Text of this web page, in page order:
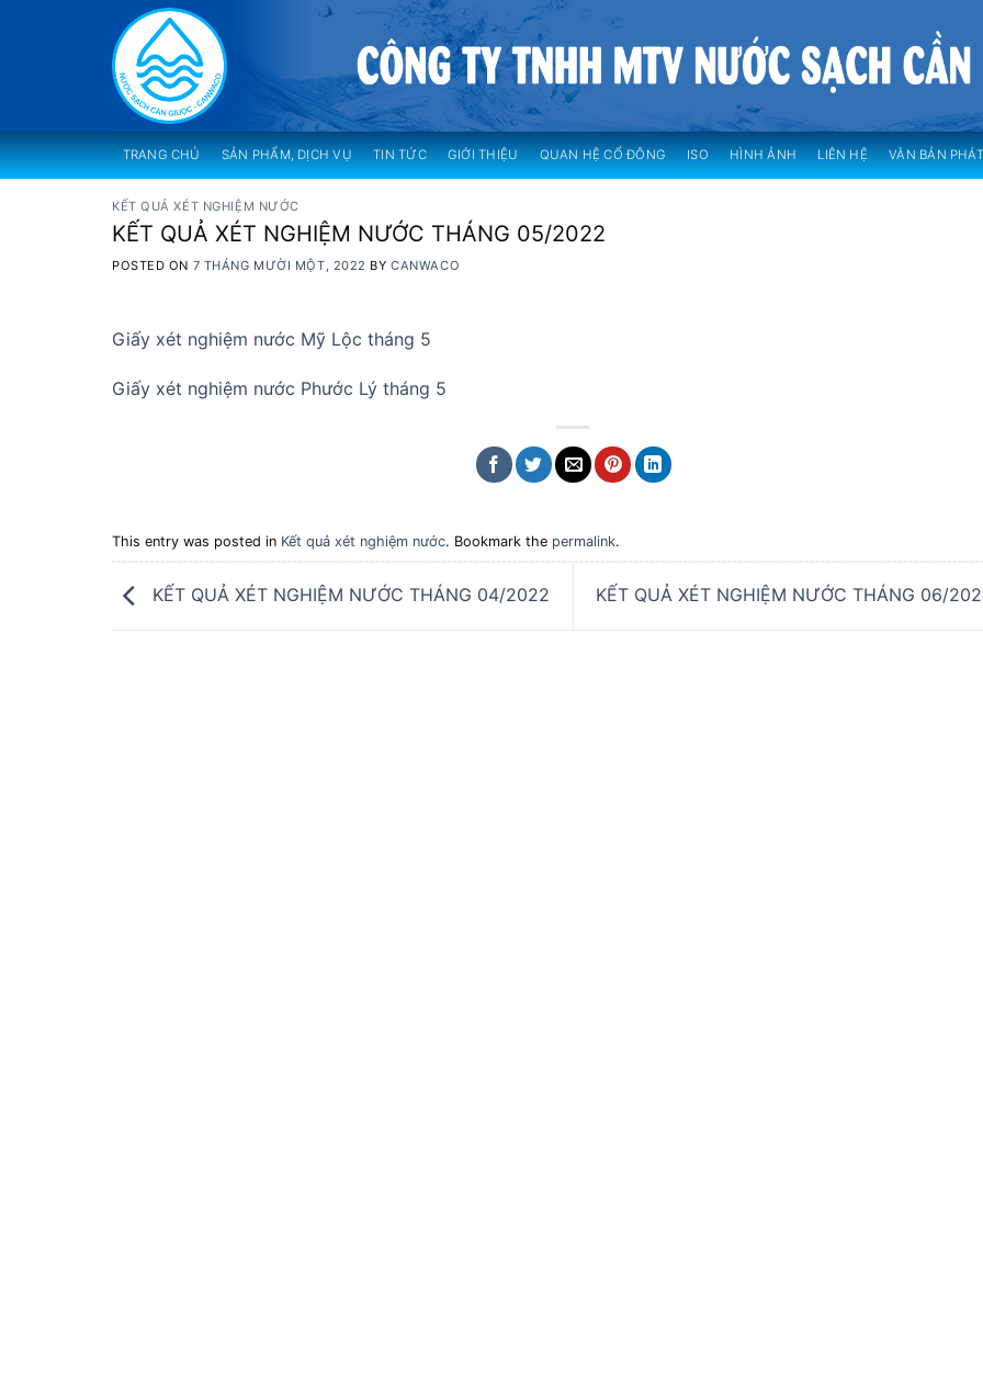
TRANG CHỦ SẢN PHẨM, DỊCH VỤ TIN TỨC GIỚI THIỆU QUAN HỆ CỔ ĐÔNG ISO HÌNH ẢNH LIÊN HỆ VĂN BẢN
KẾT QUẢ XÉT NGHIỆM NƯỚC
KẾT QUẢ XÉT NGHIỆM NƯỚC THÁNG 05/2022
POSTED ON 7 THÁNG MƯỜI MỘT, 2022 BYCANWACO
Giấy xét nghiệm nước Mỹ Lộc tháng 5
Giấy xét nghiệm nước Phước Lý tháng 5
This entry was posted in Kết quả xét nghiệm nước. Bookmark the permalink.
KẾT QUẢ XÉT NGHIỆM NƯỚC THÁNG 04/2022 KẾT QUẢ XÉT NGHIỆM NƯỚC THÁNG 06/